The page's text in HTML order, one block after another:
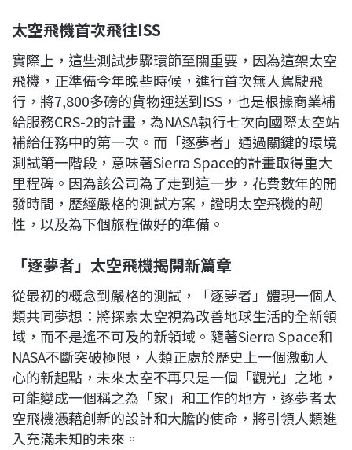
太空飛機首次飛往ISS
實際上，這些測試步驟環節至關重要，因為這架太空
飛機，正準備今年晚些時候，進行首次無人駕駛飛
行，將7,800多磅的貨物運送到ISS，也是根據商業補
給服務CRS-2的計畫，為NASA執行七次向國際太空站
補給任務中的第一次。而「逐夢者」通過關鍵的環境
測試第一階段，意味著Sierra Space的計畫取得重大
里程碑。因為該公司為了走到這一步，花費數年的開
發時間，歷經嚴格的測試方案，證明太空飛機的韌
性，以及為下個旅程做好的準備。
「逐夢者」太空飛機揭開新篇章
從最初的概念到嚴格的測試，「逐夢者」體現一個人
類共同夢想：將探索太空視為改善地球生活的全新領
域，而不是遙不可及的新領域。隨著Sierra Space和
NASA不斷突破極限，人類正處於歷史上一個激動人
心的新起點，未來太空不再只是一個「觀光」之地，
可能變成一個稱之為「家」和工作的地方，逐夢者太
空飛機憑藉創新的設計和大膽的使命，將引領人類進
入充滿未知的未來。